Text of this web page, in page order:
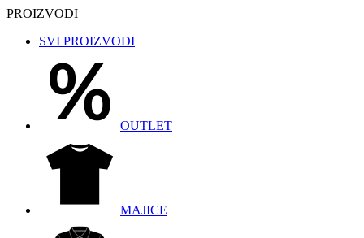
PROIZVODI
SVI PROIZVODI
OUTLET
MAJICE